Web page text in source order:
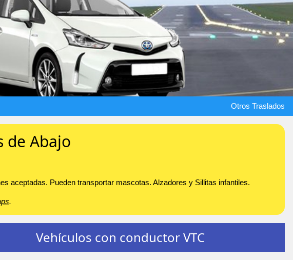
Otros Traslados
de Abajo
aceptadas. Pueden transportar mascotas. Alzadores y Sillitas infantiles.
.
Vehículos con conductor VTC